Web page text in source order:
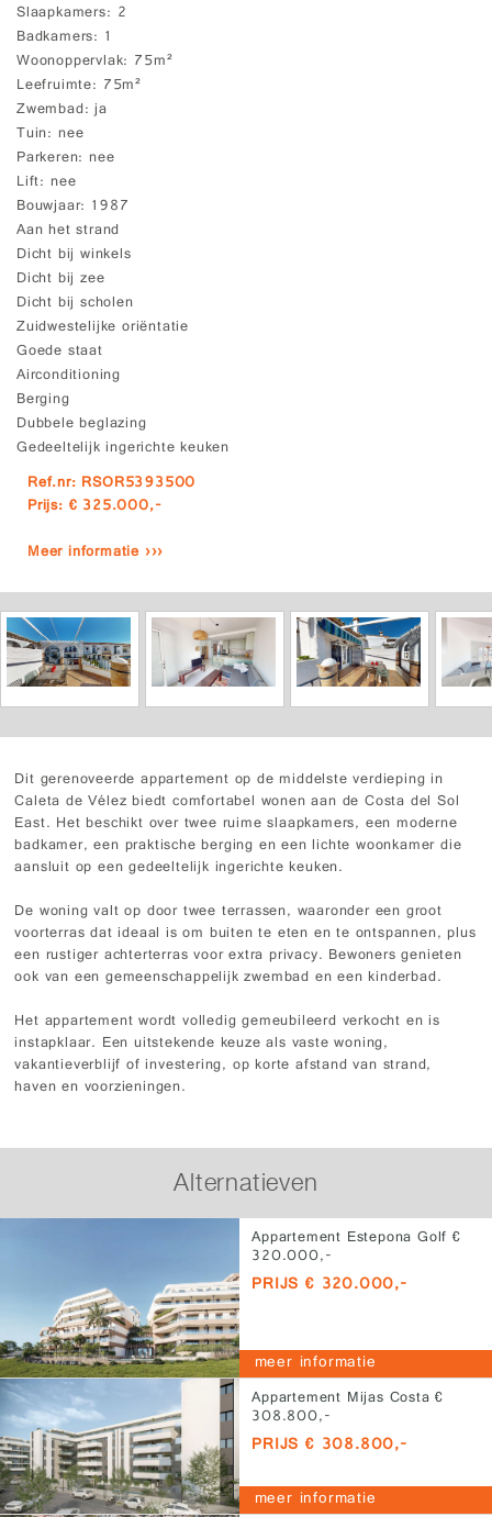
Slaapkamers 2
Badkamers 1
Woonoppervlak 75m²
Leefruimte 75m²
Zwembad ja
Tuin nee
Parkeren nee
Lift nee
Bouwjaar 1987
Aan het strand
Dicht bij winkels
Dicht bij zee
Dicht bij scholen
Zuidwestelijke oriëntatie
Goede staat
Airconditioning
Berging
Dubbele beglazing
Gedeeltelijk ingerichte keuken
Ref.nr: RSOR5393500
Prijs: € 325.000,-
Meer informatie ›››
Dit gerenoveerde appartement op de middelste verdieping in
Caleta de Vélez biedt comfortabel wonen aan de Costa del Sol
East. Het beschikt over twee ruime slaapkamers, een moderne
badkamer, een praktische berging en een lichte woonkamer die
aansluit op een gedeeltelijk ingerichte keuken.
De woning valt op door twee terrassen, waaronder een groot
voorterras dat ideaal is om buiten te eten en te ontspannen, plus
een rustiger achterterras voor extra privacy. Bewoners genieten
ook van een gemeenschappelijk zwembad en een kinderbad.
Het appartement wordt volledig gemeubileerd verkocht en is
instapklaar. Een uitstekende keuze als vaste woning,
vakantieverblijf of investering, op korte afstand van strand,
haven en voorzieningen.
Alternatieven
Appartement Estepona Golf €
320.000,-
PRIJS € 320.000,-
meer informatie
Appartement Mijas Costa €
308.800,-
PRIJS € 308.800,-
meer informatie